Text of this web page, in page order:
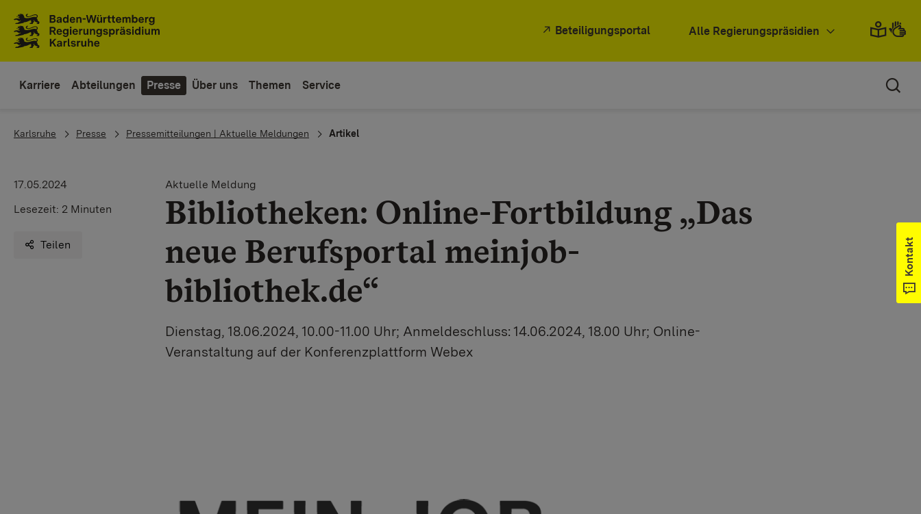
Beteiligungsportal Alle Regierungspräsidien
Karriere Abteilungen Presse Über uns Themen Service
You are here:
Karlsruhe Presse Pressemitteilungen | Aktuelle Meldungen Artikel
17.05.2024
Lesezeit: 2 Minuten
Teilen
Aktuelle Meldung
Bibliotheken: Online-Fortbildung „Das
neue Berufsportal meinjob-
bibliothek.de“
Dienstag, 18.06.2024, 10.00-11.00 Uhr; Anmeldeschluss: 14.06.2024, 18.00 Uhr; Online-
Veranstaltung auf der Konferenzplattform Webex
Kontakt